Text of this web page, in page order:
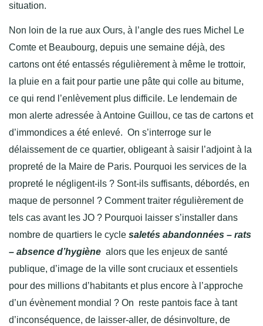
situation.
Non loin de la rue aux Ours, à l’angle des rues Michel Le
Comte et Beaubourg, depuis une semaine déjà, des
cartons ont été entassés régulièrement à même le trottoir,
la pluie en a fait pour partie une pâte qui colle au bitume,
ce qui rend l’enlèvement plus difficile. Le lendemain de
mon alerte adressée à Antoine Guillou, ce tas de cartons et
d’immondices a été enlevé. On s’interroge sur le
délaissement de ce quartier, obligeant à saisir l’adjoint à la
propreté de la Maire de Paris. Pourquoi les services de la
propreté le négligent-ils ? Sont-ils suffisants, débordés, en
maque de personnel ? Comment traiter régulièrement de
tels cas avant les JO ? Pourquoi laisser s’installer dans
nombre de quartiers le cycle saletés abandonnées – rats
– absence d’hygiène alors que les enjeux de santé
publique, d’image de la ville sont cruciaux et essentiels
pour des millions d’habitants et plus encore à l’approche
d’un évènement mondial ? On reste pantois face à tant
d’inconséquence, de laisser-aller, de désinvolture, de